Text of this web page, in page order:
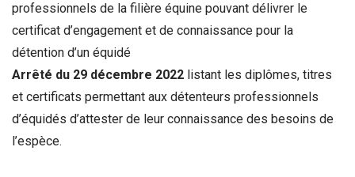
professionnels de la filière équine pouvant délivrer le
certificat d’engagement et de connaissance pour la
détention d’un équidé
Arrêté du 29 décembre 2022 listant les diplômes, titres
et certificats permettant aux détenteurs professionnels
d’équidés d’attester de leur connaissance des besoins de
l’espèce.